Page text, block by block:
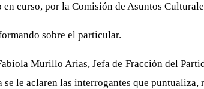
curso, por la Comisión de Asuntos
sobre el particular.
Murillo Arias, Jefa de Fracción del
le aclaren las interrogantes que